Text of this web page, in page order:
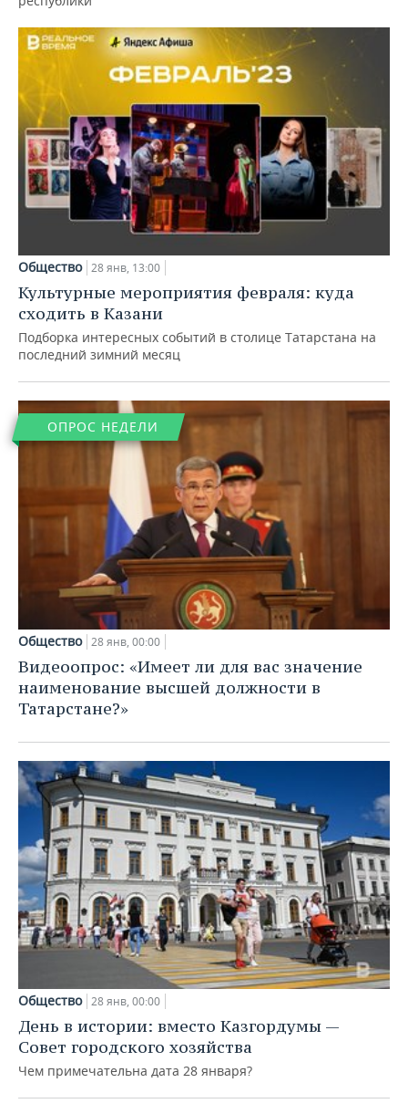
Общество 28 янв, 13:00
Культурные мероприятия февраля: куда
сходить в Казани
Подборка интересных событий в столице Татарстана на
последний зимний месяц
ОПРОС НЕДЕЛИ
Общество 28 янв, 00:00
Видеоопрос: «Имеет ли для вас значение
наименование высшей должности в
Татарстане?»
Общество 28 янв, 00:00
День в истории: вместо Казгордумы —
Совет городского хозяйства
Чем примечательна дата 28 января?